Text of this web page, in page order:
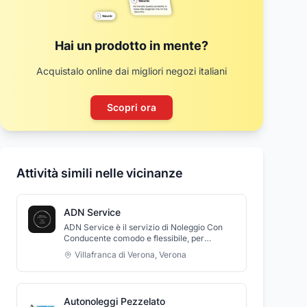
Hai un prodotto in mente?
Acquistalo online dai migliori negozi italiani
Scopri ora
Attività simili nelle vicinanze
ADN Service
ADN Service è il servizio di Noleggio Con
Conducente comodo e flessibile, per
risolvere tutti i problemi legati alla mobilità
urbana ed extraurbana di chiunque abbia
bisogno di muoversi in taxi nella massima
comodità, personalizzando il servizio per
massima professionalità. Manager e
Villafranca di Verona, Verona
Autonoleggi Pezzelato